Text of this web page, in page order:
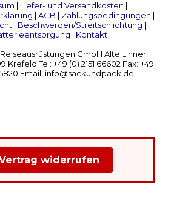
| Liefer- und Versandkosten |
| AGB | Zahlungsbedingungen |
| Beschwerden/Streitschlichtung |
| Kontakt
GmbH Alte Linner
Krefeld Tel: +49 (0) 2151 66602 Fax: +49
Email: info@sackundpack.de
widerrufen